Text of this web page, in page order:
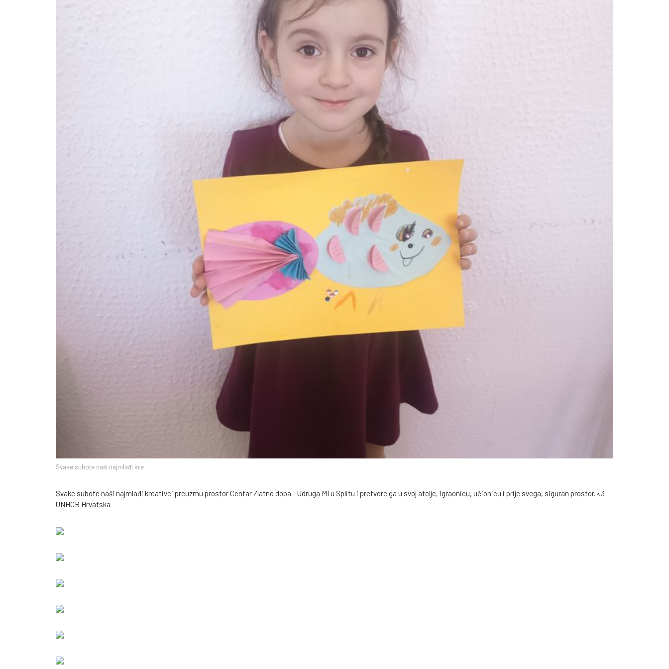
Svake subote naši najmlađi kre
Svake subote naši najmlađi kreativci preuzmu prostor Centar Zlatno doba - Udruga MI u Splitu i pretvore ga u svoj atelje, igraonicu, učionicu i prije svega, siguran prostor. <3
UNHCR Hrvatska